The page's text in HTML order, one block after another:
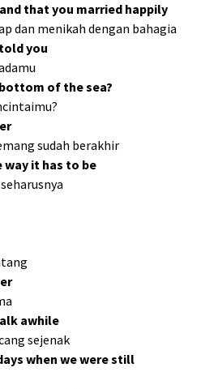
that you married happily
dan menikah dengan bahagia
you
of the sea?
sudah berakhir
way it has to be
awhile
sejenak
when we were still